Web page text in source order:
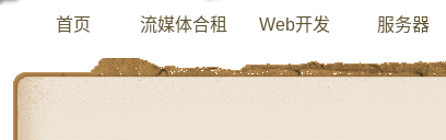
首页 流媒体合租 Web开发 服务器